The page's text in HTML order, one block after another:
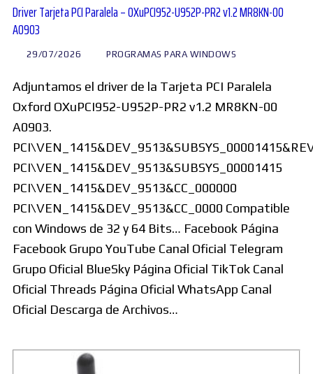
Driver Tarjeta PCI Paralela – OXuPCI952-U952P-PR2 v1.2 MR8KN-00
A0903
29/07/2026 PROGRAMAS PARA WINDOWS
Adjuntamos el driver de la Tarjeta PCI Paralela
Oxford OXuPCI952-U952P-PR2 v1.2 MR8KN-00
A0903.
PCI\VEN_1415&DEV_9513&SUBSYS_00001415
PCI\VEN_1415&DEV_9513&CC_000000
PCI\VEN_1415&DEV_9513&CC_0000 Compatible
con Windows de 32 y 64 Bits… Facebook Página
Facebook Grupo YouTube Canal Oficial Telegram
Grupo Oficial BlueSky Página Oficial TikTok Canal
Oficial Threads Página Oficial WhatsApp Canal
Oficial Descarga de Archivos…